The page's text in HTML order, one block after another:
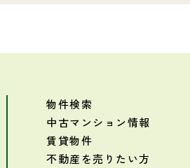
物件検索
中古マンション情報
賃貸物件
不動産を売りたい方